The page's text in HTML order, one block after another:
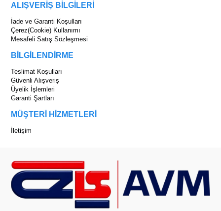
ALIŞVERİŞ BİLGİLERİ
İade ve Garanti Koşulları
Çerez(Cookie) Kullanımı
Mesafeli Satış Sözleşmesi
BİLGİLENDİRME
Teslimat Koşulları
Güvenli Alışveriş
Üyelik İşlemleri
Garanti Şartları
MÜŞTERİ HİZMETLERİ
İletişim